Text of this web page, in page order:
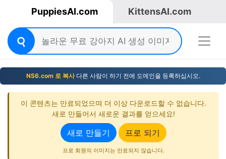
PuppiesAI.com KittensAI.com
NS6.com 로 복사다른 사람이 하기 전에 도메인을 등록하십시오.
이 콘텐츠는 만료되었으며 더 이상 다운로드할 수 없습니다.
새로 만들어서 새로운 결과를 얻으세요!
새로 만들기 프로 되기
프로 회원의 이미지는 만료되지 않습니다.